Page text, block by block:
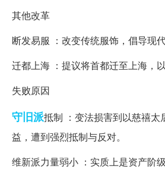
其他改革
断发易服 ：改变传统服饰，倡导现代
迁都上海 ：提议将首都迁至上海，
失败原因
守旧派抵制 ：变法损害到以慈禧太
益，遭到强烈抵制与反对。
维新派力量弱小 ：实质上是资产阶级